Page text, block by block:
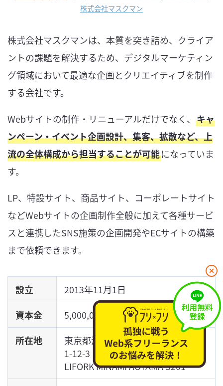
閉
じ
る
株式会社マスクマン
株式会社マスクマンは、本質を突き詰め、クライア
ントの課題を解決するため、デジタルマーケティン
グ領域において最適な企画とクリエイティブを制作
する会社です。
Webサイトの制作・リニューアルだけでなく、 キャ
ンペーン・イベント企画設計、集客、拡散など、上
流の全体構成から担当することが可能になっていま
す。
LP、特設サイト、商品サイト、コーポレートサイト
などWebサイトの企画制作全般に加えて各種サービ
スと連携したSNS施策の企画開発やECサイトの構築
まで依頼できます。
設立
2013年11月1日
資本金
5,000,000円
所在地
東京都港区南青山
1-12-3
LIFORK MINAMI AOYAMA S201